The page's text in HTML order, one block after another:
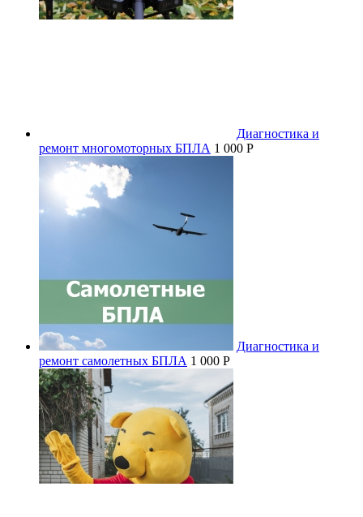
Диагностика и
ремонт многомоторных БПЛА 1 000 P
Диагностика и
ремонт самолетных БПЛА 1 000 P